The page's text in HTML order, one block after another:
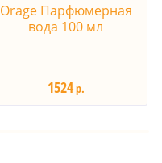
Orage Парфюмерная
вода 100 мл
1524р.